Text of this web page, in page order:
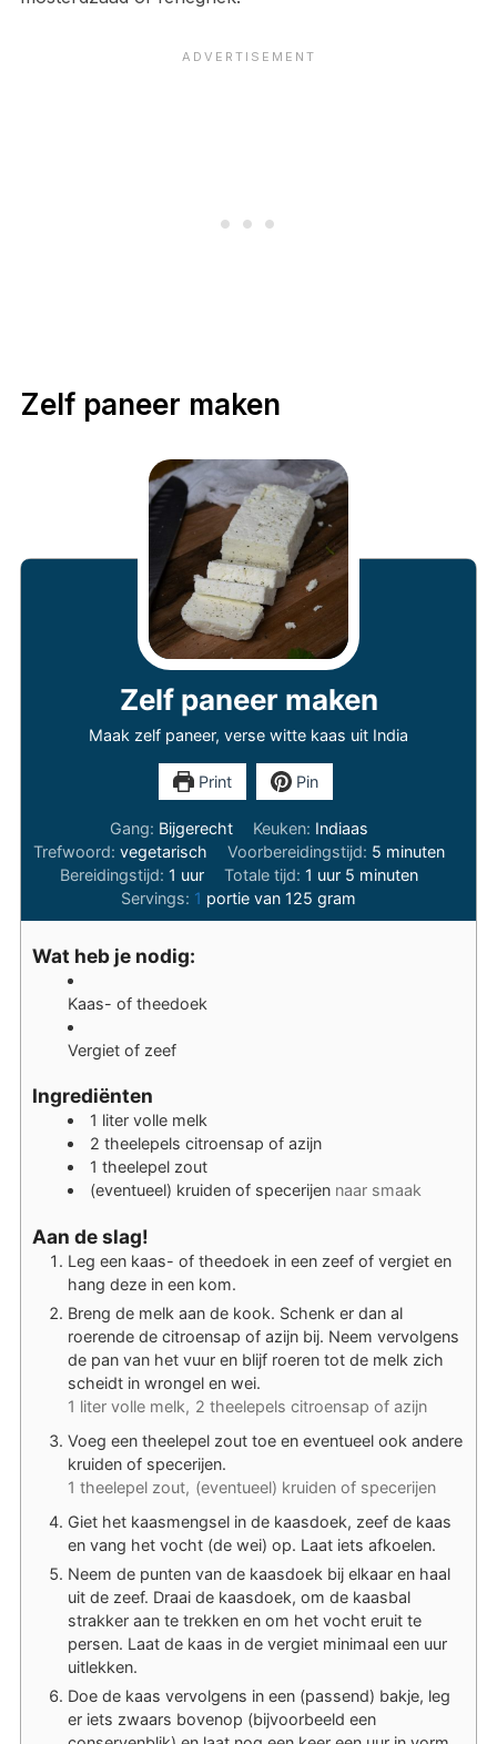
Zelf paneer maken
Zelf paneer maken
Maak zelf paneer, verse witte kaas uit India
Print Pin
Gang: Bijgerecht Keuken: Indiaas
Trefwoord:vegetarisch Voorbereidingstijd: 5minuten
minuten
Bereidingstijd: 1 uur
uur Totale tijd: 1 uur
uur 5minuten
minuten
Servings: 1 portie van 125 gram
Wat heb je nodig:
Kaas- of theedoek
Vergiet of zeef
Ingrediënten
1 liter volle melk
2 theelepels citroensap of azijn
1 theelepel zout
(eventueel) kruiden of specerijen naar smaak
Aan de slag!
Leg een kaas- of theedoek in een zeef of vergiet en
hang deze in een kom.
Breng de melk aan de kook. Schenk er dan al
roerende de citroensap of azijn bij. Neem vervolgens
de pan van het vuur en blijf roeren tot de melk zich
scheidt in wrongel en wei.
1 liter volle melk, 2 theelepels citroensap of azijn
Voeg een theelepel zout toe en eventueel ook andere
kruiden of specerijen.
1 theelepel zout, (eventueel) kruiden of specerijen
Giet het kaasmengsel in de kaasdoek, zeef de kaas
en vang het vocht (de wei) op. Laat iets afkoelen.
Neem de punten van de kaasdoek bij elkaar en haal
uit de zeef. Draai de kaasdoek, om de kaasbal
strakker aan te trekken en om het vocht eruit te
persen. Laat de kaas in de vergiet minimaal een uur
uitlekken.
Doe de kaas vervolgens in een (passend) bakje, leg
er iets zwaars bovenop (bijvoorbeeld een